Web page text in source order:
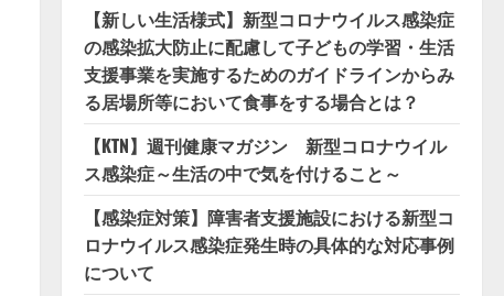
【新しい生活様式】新型コロナウイルス感染症
の感染拡大防止に配慮して子どもの学習・生活
支援事業を実施するためのガイドラインからみ
る居場所等において食事をする場合とは？
【KTN】週刊健康マガジン 新型コロナウイル
ス感染症～生活の中で気を付けること～
【感染症対策】障害者支援施設における新型コ
ロナウイルス感染症発生時の具体的な対応事例
について